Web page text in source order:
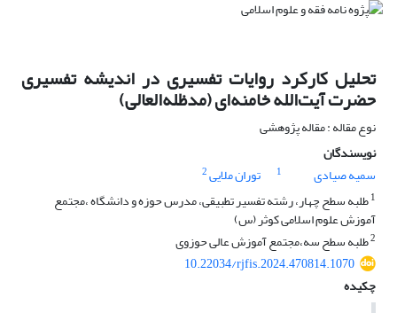
تحلیل کارکرد روایات تفسیری در اندیشه تفسیری
حضرت آیت‌الله خامنه‌ای (مدظله‌العالی)
نوع مقاله : مقاله پژوهشی
نویسندگان
سمیه صیادی
1 توران ملایی2
1طلبه سطح چهار، رشته تفسیر تطبیقی، مدرس حوزه و دانشگاه ،مجتمع
آموزش علوم اسلامی کوثر (س)
2طلبه سطح سه،مجتمع آموزش عالی حوزوی
10.22034/rjfis.2024.470814.1070
چکیده